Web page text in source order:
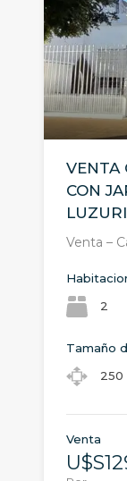
VENTA
CON
Venta –
2
Tamaño
250
Venta